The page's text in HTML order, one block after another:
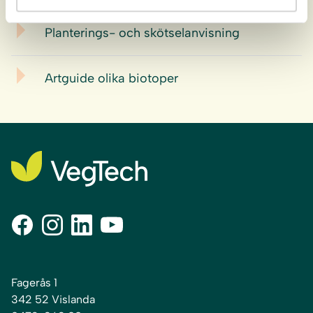
Planterings- och skötselanvisning
Artguide olika biotoper
Fagerås 1
342 52 Vislanda